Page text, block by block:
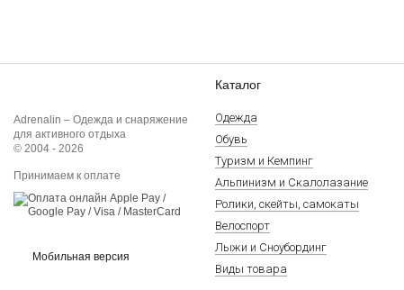
Adrenalin – Одежда и снаряжение
для активного отдыха
© 2004 - 2026
Принимаем к оплате
Мобильная версия
Каталог
Одежда
Обувь
Туризм и Кемпинг
Альпинизм и Скалолазание
Ролики, скейты, самокаты
Велоспорт
Лыжи и Сноубординг
Виды товара